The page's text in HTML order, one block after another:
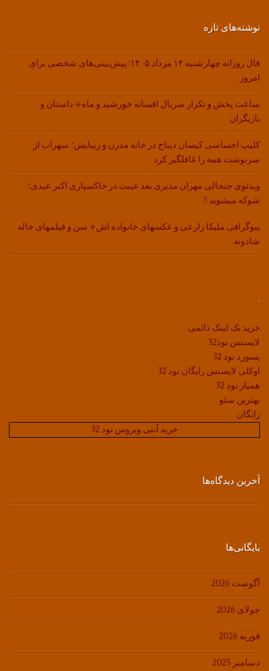
نوشته‌های تازه
فال روزانه چهارشنبه ۱۴ مرداد ۱۴۰۵: پیش‌بینی‌های شخصی برای
امروز
ساعت پخش و تکرار سریال افسانه خورشید و ماه+ داستان و
بازیگران
کلیپ احساسی کیسان دیباج در خانه مدرن و زیبایش؛ سهراب از
سرنوشت همه را غافلگیر کرد
ویدئوی جنجالی مهران مدیری بعد غیبت در خاکسپاری اکبر عبدی؛
شوکه میشوید !!
بیوگرافی ملیکا زارعی و عکسهای خانواده اش+ سن و فیلمهای خاله
شادونه
.
خرید بک لینک دائمی
لایسنس نود32
پسورد نود 32
اوکلی لایسنس رایگان نود 32
همیار نود 32
بهترین سئو
رایگان
خرید آنتی ویروس نود 32
آخرین دیدگاه‌ها
بایگانی‌ها
آگوست 2026
جولای 2026
فوریه 2026
دسامبر 2025